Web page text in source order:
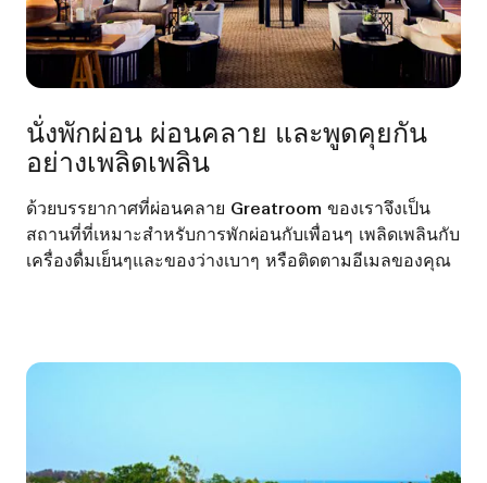
นั่งพักผ่อน ผ่อนคลาย และพูดคุยกัน
อย่างเพลิดเพลิน
ด้วยบรรยากาศที่ผ่อนคลาย Greatroom ของเราจึงเป็น
สถานที่ที่เหมาะสำหรับการพักผ่อนกับเพื่อนๆ เพลิดเพลินกับ
เครื่องดื่มเย็นๆและของว่างเบาๆ หรือติดตามอีเมลของคุณ